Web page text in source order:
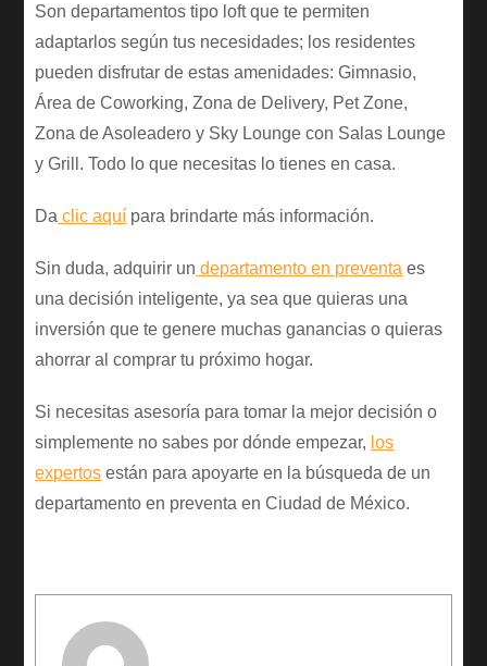
Son departamentos tipo loft que te permiten
adaptarlos según tus necesidades; los residentes
pueden disfrutar de estas amenidades: Gimnasio,
Área de Coworking, Zona de Delivery, Pet Zone,
Zona de Asoleadero y Sky Lounge con Salas Lounge
y Grill. Todo lo que necesitas lo tienes en casa.
Da clic aquí para brindarte más información.
Sin duda, adquirir un departamento en preventa es
una decisión inteligente, ya sea que quieras una
inversión que te genere muchas ganancias o quieras
ahorrar al comprar tu próximo hogar.
Si necesitas asesoría para tomar la mejor decisión o
simplemente no sabes por dónde empezar, los
expertos están para apoyarte en la búsqueda de un
departamento en preventa en Ciudad de México.